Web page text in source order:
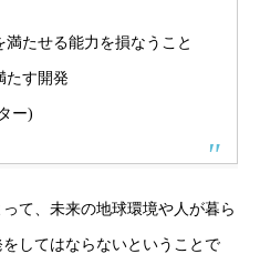
たせる能力を損なうこと
たす開発
ー)
て、未来の地球環境や人が暮ら
してはならないということで